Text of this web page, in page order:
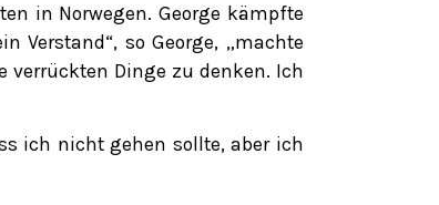
in Norwegen. George kämpfte
Verstand“, so George, „machte
verrückten Dinge zu denken. Ich
ich nicht gehen sollte, aber ich